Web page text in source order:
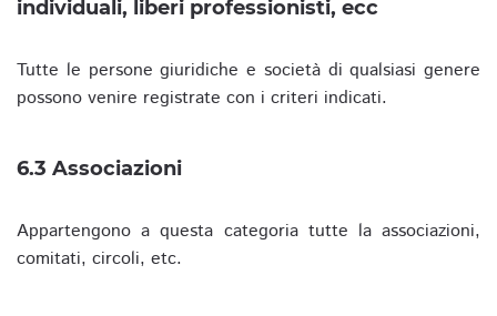
individuali, liberi professionisti, ecc
Tutte le persone giuridiche e società di qualsiasi genere
possono venire registrate con i criteri indicati.
6.3 Associazioni
Appartengono a questa categoria tutte la associazioni,
comitati, circoli, etc.